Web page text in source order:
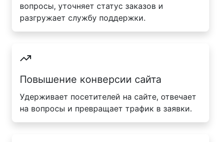
вопросы, уточняет статус заказов и
разгружает службу поддержки.
Повышение конверсии сайта
Удерживает посетителей на сайте, отвечает
на вопросы и превращает трафик в заявки.